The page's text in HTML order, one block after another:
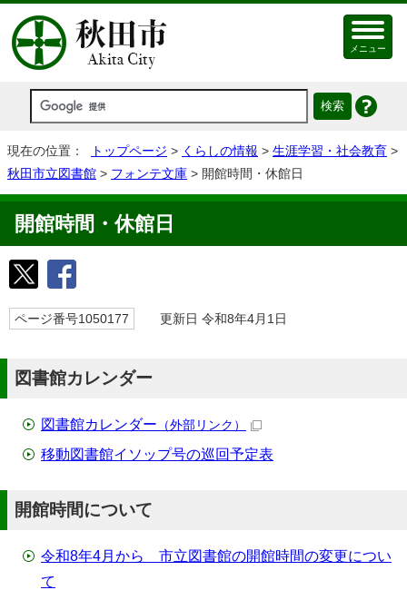
メニュー
現在の位置： トップページ > くらしの情報 > 生涯学習・社会教育 >
秋田市立図書館 > フォンテ文庫 > 開館時間・休館日
開館時間・休館日
ページ番号1050177 更新日 令和8年4月1日
図書館カレンダー
図書館カレンダー （外部リンク）
移動図書館イソップ号の巡回予定表
開館時間について
令和8年4月から 市立図書館の開館時間の変更につい
て